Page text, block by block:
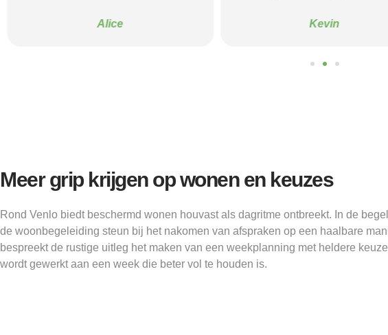
Alice Kevin
Meer grip krijgen op wonen en keuzes
Rond Venlo biedt beschermd wonen houvast als dagritme ontbreekt. In de
de woonbegeleiding steun bij het nakomen van afspraken op een haalbare
bespreekt de rustige uitleg het maken van een weekplanning met heldere
wordt gewerkt aan een week die beter vol te houden is.